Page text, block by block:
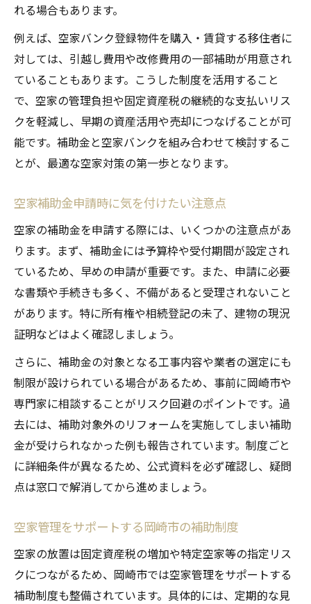
れる場合もあります。
例えば、空家バンク登録物件を購入・賃貸する移住者に
対しては、引越し費用や改修費用の一部補助が用意され
ていることもあります。こうした制度を活用すること
で、空家の管理負担や固定資産税の継続的な支払いリス
クを軽減し、早期の資産活用や売却につなげることが可
能です。補助金と空家バンクを組み合わせて検討するこ
とが、最適な空家対策の第一歩となります。
空家補助金申請時に気を付けたい注意点
空家の補助金を申請する際には、いくつかの注意点があ
ります。まず、補助金には予算枠や受付期間が設定され
ているため、早めの申請が重要です。また、申請に必要
な書類や手続きも多く、不備があると受理されないこと
があります。特に所有権や相続登記の未了、建物の現況
証明などはよく確認しましょう。
さらに、補助金の対象となる工事内容や業者の選定にも
制限が設けられている場合があるため、事前に岡崎市や
専門家に相談することがリスク回避のポイントです。過
去には、補助対象外のリフォームを実施してしまい補助
金が受けられなかった例も報告されています。制度ごと
に詳細条件が異なるため、公式資料を必ず確認し、疑問
点は窓口で解消してから進めましょう。
空家管理をサポートする岡崎市の補助制度
空家の放置は固定資産税の増加や特定空家等の指定リス
クにつながるため、岡崎市では空家管理をサポートする
補助制度も整備されています。具体的には、定期的な見